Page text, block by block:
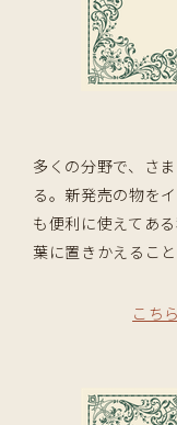
多くの分野で、さ
る。新発売の物を
も便利に使えてあ
葉に置きかえるこ
こち